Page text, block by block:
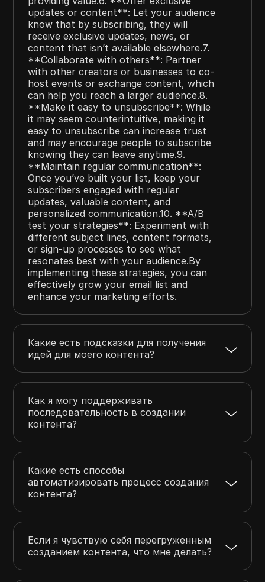
updates or content**: Let your audience
know that by subscribing, they will
receive exclusive updates, news, or
content that isn’t available elsewhere.7.
**Collaborate with others**: Partner
with other creators or businesses to co-
host events or exchange content, which
can help you reach a larger audience.8.
**Make it easy to unsubscribe**: While
it may seem counterintuitive, making it
easy to unsubscribe can increase trust
and may encourage people to subscribe
knowing they can leave anytime.9.
**Maintain regular communication**:
Once you’ve built your list, keep your
subscribers engaged with regular
updates, valuable content, and
personalized communication.10. **A/B
test your strategies**: Experiment with
different subject lines, content formats,
or sign-up processes to see what
resonates best with your audience.By
implementing these strategies, you can
effectively grow your email list and
enhance your marketing efforts.
Какие есть подсказки для получения
идей для моего контента?
Как я могу поддерживать
последовательность в создании
контента?
Какие есть способы
автоматизировать процесс создания
контента?
Если я чувствую себя перегруженным
созданием контента, что мне делать?